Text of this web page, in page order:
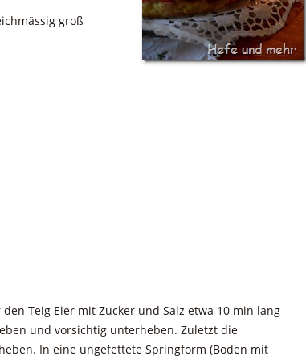
groß
den Teig Eier mit Zucker und Salz etwa 10 min lang
und vorsichtig unterheben. Zuletzt die
In eine ungefettete Springform (Boden mit